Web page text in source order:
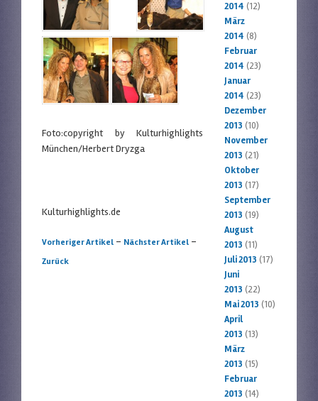
Foto:copyright by Kulturhighlights
München/Herbert Dryzga
Kulturhighlights.de
Artikelnavigation
Vorheriger Artikel - Nächster Artikel -
Zurück
2014 (12)
März
2014 (8)
Februar
2014 (23)
Januar
2014 (23)
Dezember
2013 (10)
November
2013 (21)
Oktober
2013 (17)
September
2013 (19)
August
2013 (11)
Juli 2013 (17)
Juni
2013 (22)
Mai 2013 (10)
April
2013 (13)
März
2013 (15)
Februar
2013 (14)